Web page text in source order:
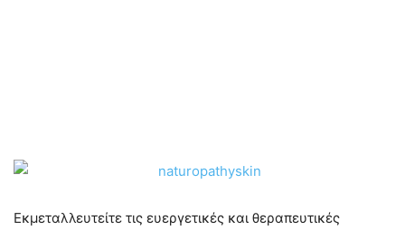
Εκμεταλλευτείτε τις ευεργετικές και θεραπευτικές